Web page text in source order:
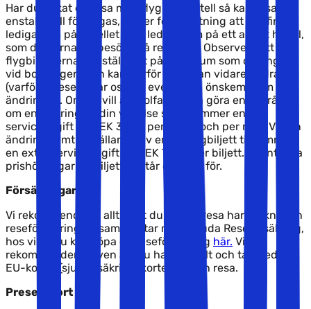
Har du bokat en resa med flyg och hotell så kan resan i
enstaka fall förlängas, under förutsättning att det finns
lediga rum på hotellet eller lediga rum på ett annat hotell,
som du gärna vill besöka på resmålet. Observera att
flygbiljetterna har ställts ut på de datum som du angav
vid bokningen, och kan därför inte utan vidare ändras
(varför vi reserverar oss för eventuella önskemål om
ändringar). Om du vill att Solfaktor ska göra en förfrågan
om en ändring av din vistelse så tillkommer en
serviceavgift på SEK 300,- per biljett och per rum. Vid en
ändring samt utställande av en ny flygbiljett tillkommer
en extra serviceavgift på SEK 700,- per biljett. Eventuella
prishöjningar på biljetten står du själv för.
Försäkringar
Vi rekommenderar alltid att du före avresa har tecknat en
reseförsäkring. Vi samarbetar med Gouda Reseförsäkring,
hos vilka du kan köpa en reseförsäkring här. Vi
rekommenderar även att du har beställt och tar med dig
EU-kortet (sjukförsäkringskortet) på din resa.
Presentkort